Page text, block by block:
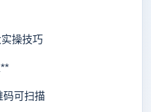
操技巧
可扫描